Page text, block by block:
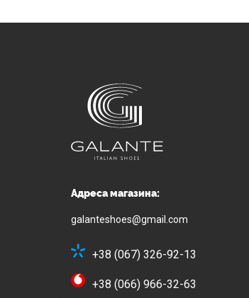
Адреса магазина:
galanteshoes@gmail.com
+38 (067) 326-92-13
+38 (066) 966-32-63